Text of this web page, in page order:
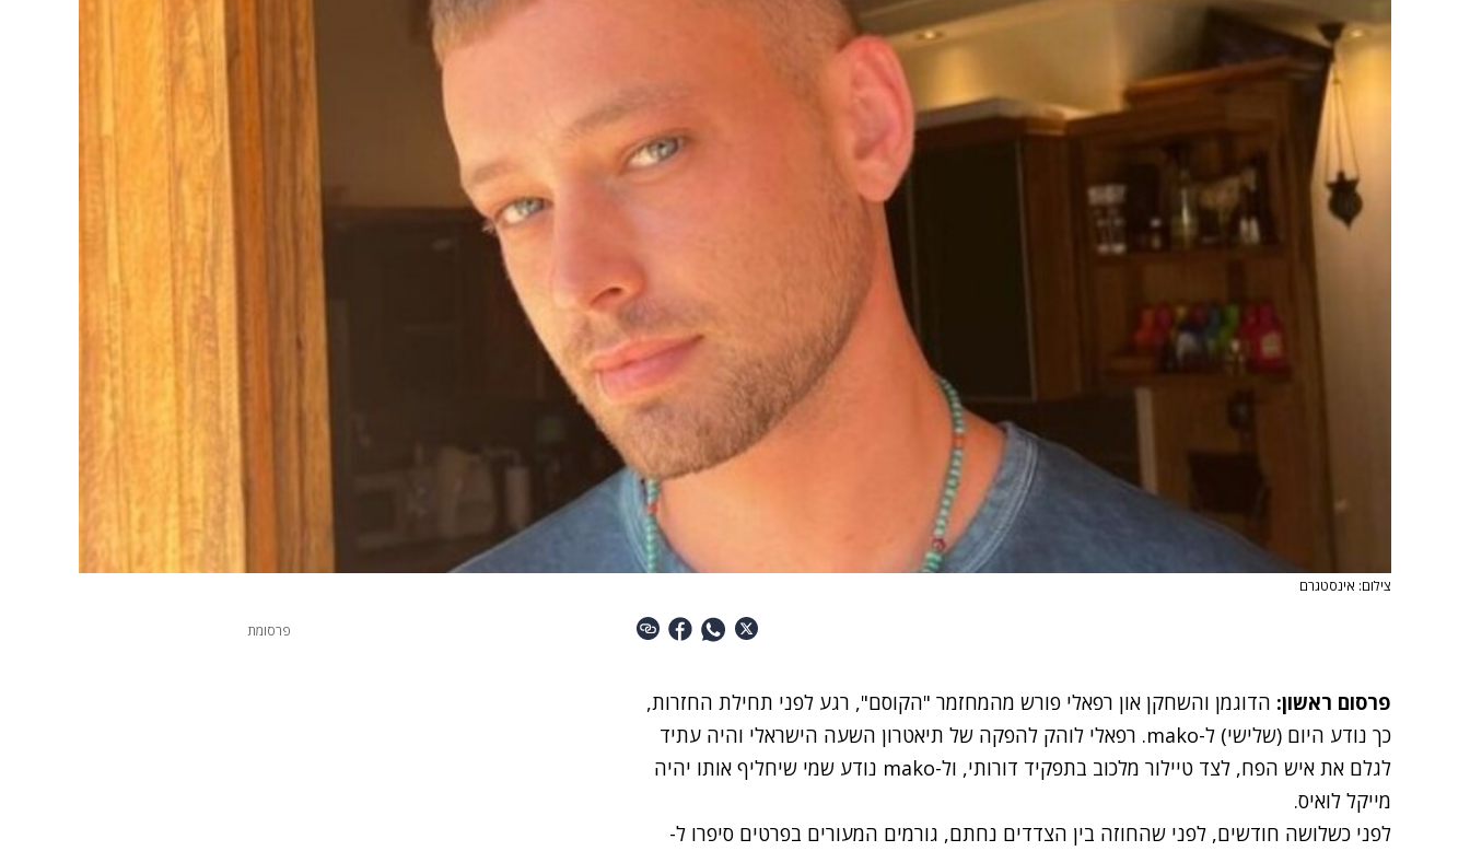
צילום: אינסטגרם
פרסום ראשון: הדוגמן והשחקן און רפאלי פורש מהמחזמר "הקוסם", רגע לפני תחילת החזרות,
כך נודע היום (שלישי) ל-mako.
רפאלי לוהק להפקה של תיאטרון השעה הישראלי והיה עתיד
לגלם את איש הפח, לצד טיילור מלכוב בתפקיד דורותי, ול-mako נודע שמי שיחליף אותו יהיה
מייקל לואיס.
לפני כשלושה חודשים, לפני שהחוזה בין הצדדים נחתם, גורמים המעורים בפרטים סיפרו ל-
פרסומת